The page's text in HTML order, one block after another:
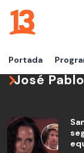
Portada
José